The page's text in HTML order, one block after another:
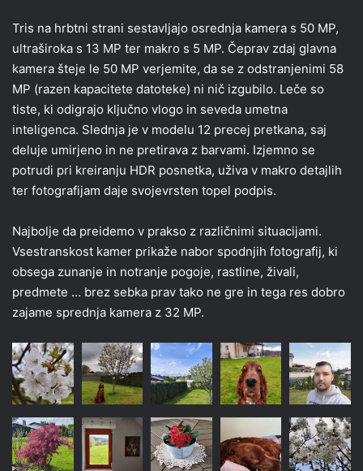
Tris na hrbtni strani sestavljajo osrednja kamera s 50 MP,
ultraširoka s 13 MP ter makro s 5 MP. Čeprav zdaj glavna
kamera šteje le 50 MP verjemite, da se z odstranjenimi 58
MP (razen kapacitete datoteke) ni nič izgubilo. Leče so
tiste, ki odigrajo ključno vlogo in seveda umetna
inteligenca. Slednja je v modelu 12 precej pretkana, saj
deluje umirjeno in ne pretirava z barvami. Izjemno se
potrudi pri kreiranju HDR posnetka, uživa v makro detajlih
ter fotografijam daje svojevrsten topel podpis.
Najbolje da preidemo v prakso z različnimi situacijami.
Vsestranskost kamer prikaže nabor spodnjih fotografij, ki
obsega zunanje in notranje pogoje, rastline, živali,
predmete … brez sebka prav tako ne gre in tega res dobro
zajame sprednja kamera z 32 MP.